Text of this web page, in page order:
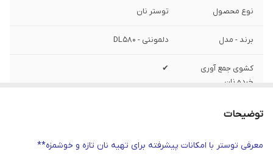
نوع محصول توستر نان
برند - مدل دلمونتی - DL580
کشوی جمع آوری
خرده نان
✔
محدوده توان
تعداد قرارگیری نان
توضیحات
معرفی توستر با امکانات پیشرفته برای تهیه نان تازه و خوشمزه**